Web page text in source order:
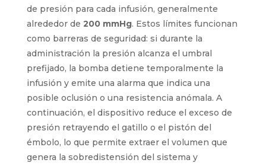
de presión para cada infusión, generalmente
alrededor de 200 mmHg. Estos límites funcionan
como barreras de seguridad: si durante la
administración la presión alcanza el umbral
prefijado, la bomba detiene temporalmente la
infusión y emite una alarma que indica una
posible oclusión o una resistencia anómala. A
continuación, el dispositivo reduce el exceso de
presión retrayendo el gatillo o el pistón del
émbolo, lo que permite extraer el volumen que
genera la sobredistensión del sistema y